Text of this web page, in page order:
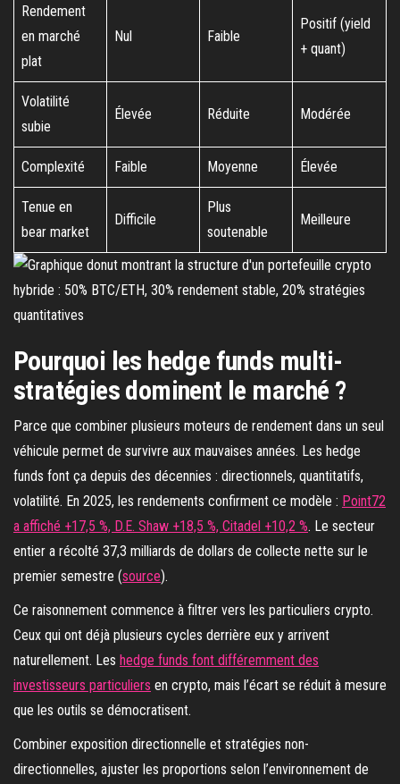
Rendement
en marché
plat
Nul Faible
Positif (yield
+ quant)
Volatilité
subie
Élevée Réduite Modérée
Complexité Faible Moyenne Élevée
Tenue en
bear market
Difficile
Plus
soutenable
Meilleure
Pourquoi les hedge funds multi-
stratégies dominent le marché ?
Parce que combiner plusieurs moteurs de rendement dans un seul
véhicule permet de survivre aux mauvaises années. Les hedge
funds font ça depuis des décennies : directionnels, quantitatifs,
volatilité. En 2025, les rendements confirment ce modèle : Point72
a affiché +17,5 %, D.E. Shaw +18,5 %, Citadel +10,2 %. Le secteur
entier a récolté 37,3 milliards de dollars de collecte nette sur le
premier semestre (source).
Ce raisonnement commence à filtrer vers les particuliers crypto.
Ceux qui ont déjà plusieurs cycles derrière eux y arrivent
naturellement. Les hedge funds font différemment des
investisseurs particuliers en crypto, mais l’écart se réduit à mesure
que les outils se démocratisent.
Combiner exposition directionnelle et stratégies non-
directionnelles, ajuster les proportions selon l’environnement de